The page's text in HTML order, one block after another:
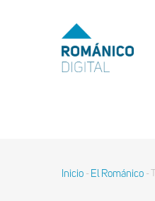
MENU
TOP
Inicio - El Románico -